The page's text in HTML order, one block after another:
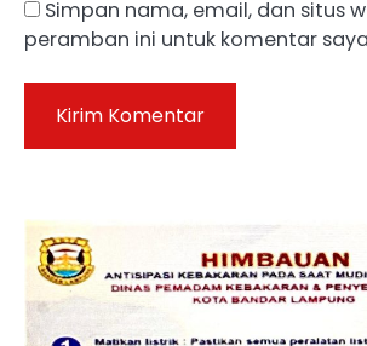
Simpan nama, email, dan situs
peramban ini untuk komentar